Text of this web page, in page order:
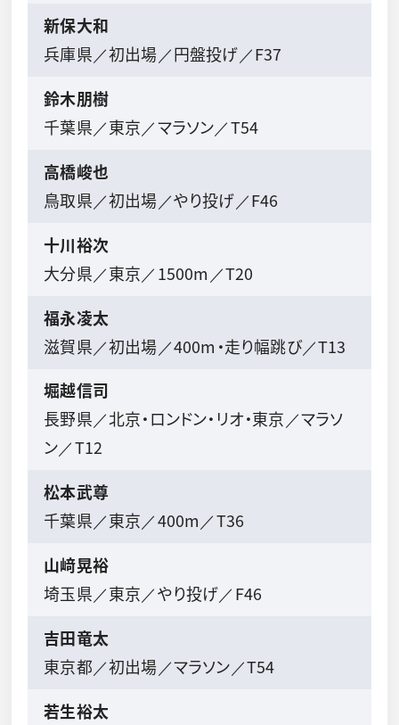
新保大和
兵庫県／初出場／円盤投げ／F37
鈴木朋樹
千葉県／東京／マラソン／T54
高橋峻也
鳥取県／初出場／やり投げ／F46
十川裕次
大分県／東京／1500m／T20
福永凌太
滋賀県／初出場／400m・走り幅跳び／T13
堀越信司
長野県／北京・ロンドン・リオ・東京／マラソ
ン／T12
松本武尊
千葉県／東京／400m／T36
山﨑晃裕
埼玉県／東京／やり投げ／F46
吉田竜太
東京都／初出場／マラソン／T54
若生裕太